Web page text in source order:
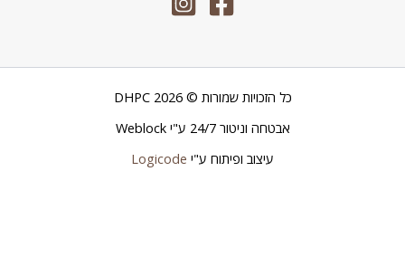
כל הזכויות שמורות © 2026 DHPC
אבטחה וניטור 24/7 ע"י
Weblock
עיצוב ופיתוח ע"י Logicode